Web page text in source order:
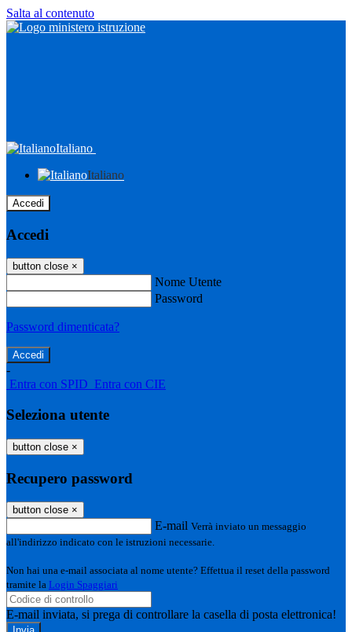
Salta al contenuto
Italiano
Italiano
Accedi
Accedi
button close ×
Nome Utente
Password
Password dimenticata?
-
Entra con SPID Entra con CIE
Seleziona utente
button close ×
Recupero password
button close ×
E-mail Verrà inviato un messaggio
all'indirizzo indicato con le istruzioni necessarie.
Non hai una e-mail associata al nome utente? Effettua il reset della password
tramite la Login Spaggiari
E-mail inviata, si prega di controllare la casella di posta elettronica!